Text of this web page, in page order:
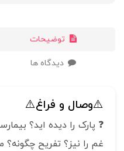
توضیحات
دیدگاه ها
⚠️وصال و فراغ⚠️
❓ پارک را دیده اید؟
غم را نیز؟ تفریح